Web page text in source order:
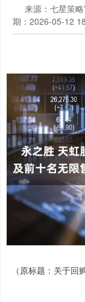
来源：七星策
期：2026-05-12
（原标题：关于